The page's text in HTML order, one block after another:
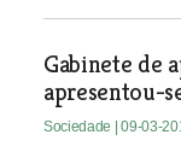
Gabinete de
apresentou-
Sociedade | 09-03-